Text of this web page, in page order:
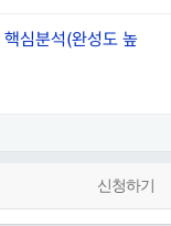
핵심분석(완성도 높
신청하기